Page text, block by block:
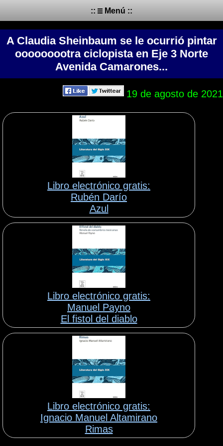
:: Menú ::
A Claudia Sheinbaum se le ocurrió pintar
ooooooootra ciclopista en Eje 3 Norte
Avenida Camarones...
19 de agosto de 2021
Libro electrónico gratis:
Rubén Darío
Azul
Libro electrónico gratis:
Manuel Payno
El fistol del diablo
Libro electrónico gratis:
Ignacio Manuel Altamirano
Rimas